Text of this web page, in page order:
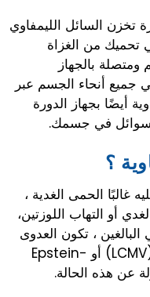
تخزن السائل الليمفاوي
تحميك من الغزاة
بالجهاز
جميع أنحاء الجسم عبر
أيضًا بجهاز الدورة
في جسمك.
؟
غالبًا الحمى الغدية ،
أو التهاب اللوزتين،
، تكون العدوى
بفيروس التهاب المشيمة اللمفاوي (LCMV) أو Epstein-